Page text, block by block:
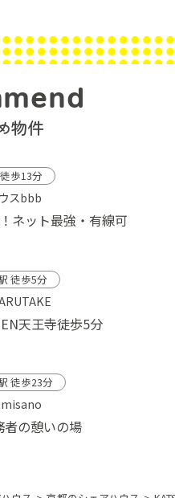
物件
歩13分
スbbb
ネット最強・有線可
徒歩5分
天王寺徒歩5分
徒歩23分
者の憩いの場